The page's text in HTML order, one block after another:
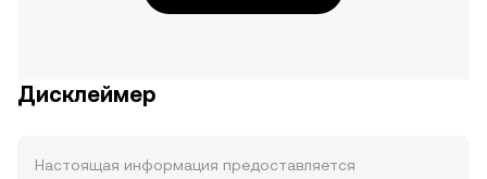
Дисклеймер
Настоящая информация предоставляется